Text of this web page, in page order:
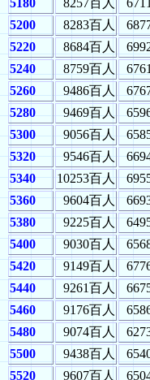
5180 8257百人
5200
8283百人
5220
8684百人
5240
8759百人
5260
9486百人
5280
9469百人
5300
9056百人
5320
9546百人
5340
10253百人
5360
9604百人
5380
9225百人
5400
9030百人
5420
9149百人
5440
9261百人
5460
9176百人
5480
9074百人
5500
9438百人
5520
9607百人